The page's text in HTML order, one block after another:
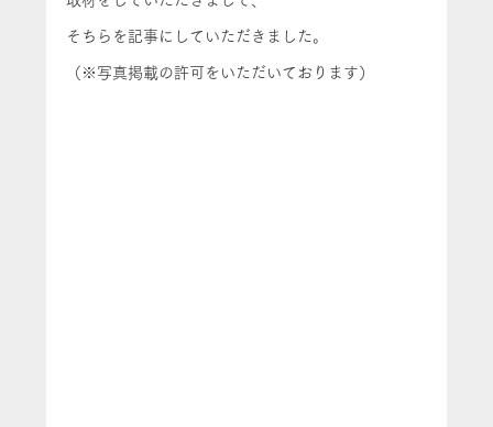
そちらを記事にしていただきました。
（※写真掲載の許可をいただいております）